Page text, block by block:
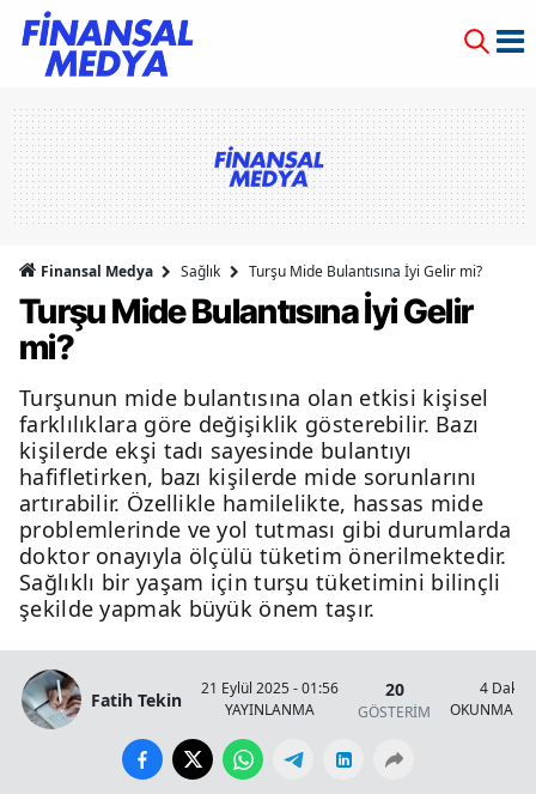
Finansal Medya Sağlık Turşu Mide Bulantısına İyi Gelir mi?
Turşu Mide Bulantısına İyi Gelir
mi?
Turşunun mide bulantısına olan etkisi kişisel
farklılıklara göre değişiklik gösterebilir. Bazı
kişilerde ekşi tadı sayesinde bulantıyı
hafifletirken, bazı kişilerde mide sorunlarını
artırabilir. Özellikle hamilelikte, hassas mide
problemlerinde ve yol tutması gibi durumlarda
doktor onayıyla ölçülü tüketim önerilmektedir.
Sağlıklı bir yaşam için turşu tüketimini bilinçli
şekilde yapmak büyük önem taşır.
Fatih Tekin
21 Eylül 2025 - 01:56
YAYINLANMA
20
GÖSTERİM
4 Dakika
OKUNMA